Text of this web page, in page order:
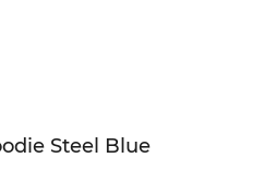
Steel Blue